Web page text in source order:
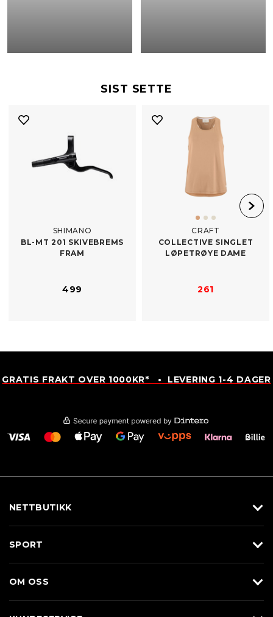
SIST SETTE
SHIMANO
BL-​MT 201 SKIVEBREMS
FRAM
499
CRAFT
COLLECTIVE SINGLET
LØPETRØYE DAME
261
GRATIS FRAKT OVER 1000KR* • LEVERING 1-4 DAGER
NETTBUTIKK
Sko
Merkevarer
SPORT
OM OSS